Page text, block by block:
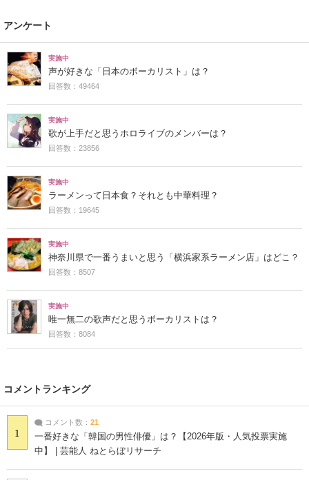
アンケート
実施中
声が好きな「日本のボーカリスト」は？
回答数：49464
実施中
歌が上手だと思うホロライブのメンバーは？
回答数：23856
実施中
ラーメンって日本食？それとも中華料理？
回答数：19645
実施中
神奈川県で一番うまいと思う「横浜家系ラーメン店」はどこ？
回答数：8507
実施中
唯一無二の歌声だと思うボーカリストは？
回答数：8084
コメントランキング
1
コメント数： 21
一番好きな「韓国の男性俳優」は？【2026年版・人気投票実施
中】 | 芸能人 ねとらぼリサーチ